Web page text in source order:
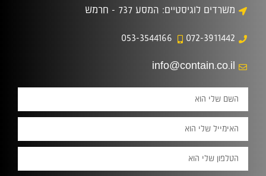
משרדים לוגיסטיים: המסע 737 - חרמש
072-3911442
053-3544166
info@contain.co.il